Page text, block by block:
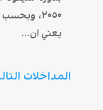
٢٠٥٠،
يعني ان...
المداخلات